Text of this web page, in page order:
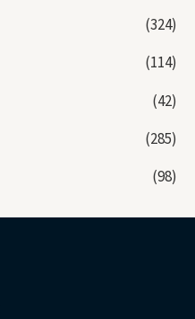
(324)
(114)
(42)
(285)
(98)